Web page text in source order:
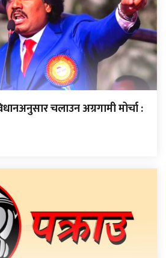
चलाउन अग्रगामी मोर्चा :